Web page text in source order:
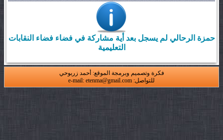
حمزة الرحالي لم يسجل بعد أية مشاركة في فضاء فضاء النقابات
التعليمية
فكرة وتصميم وبرمجة الموقع: أحمد زربوحي
للتواصل: e-mail: etenma@gmail.com